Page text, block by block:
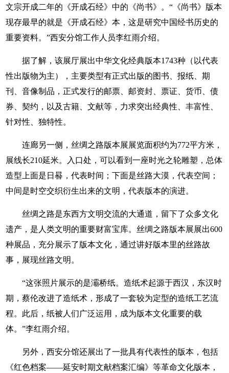
文宗开成二年的《开成石经》中的《尚书》。“《尚书》版本
现存最早的就是《开成石经》本，这是研究中国经书历史的
重要资料。”西安分馆工作人员李红雨介绍。
据了解，该展厅展出中华文化经典版本1743种（以代表
性出版物为主），主要类型有正式出版的图书、报纸、期
刊、音像制品，正式发行的邮票、邮资封、票证、货币、债
券、契约，以及古籍、文献等，力求突出经典性、丰富性、
针对性、独特性。
连廊另一侧，丝绸之路版本展展览面积约为772平方米，
展线长210延米。入口处，可以看到一座时光之轮雕塑，总体
造型上面是日晷，代表时间；下面是丝路大漠，代表空间；
中间是时空交织衍生出来的文明，代表版本的演进。
丝绸之路是东西方文明交流的大通道，留下了众多文化
遗产，是人类文明的重要财富宝库。丝绸之路版本展展出600
种展品，充分展示了版本文化，通过讲好版本里的丝路故
事，展现丝路文明。
“这张照片展示的是灞桥纸。造纸术起源于西汉，东汉时
期，蔡伦改进了造纸术，形成了一套较为定型的造纸工艺流
程。此后，纸被人们广泛运用，成为版本文化重要的载
体。”李红雨介绍。
另外，西安分馆还展出了一批具有代表性的版本，包括
《红色档案——延安时期文献档案汇编》等革命文化版本，